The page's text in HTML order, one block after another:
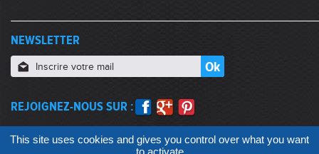
NEWSLETTER
REJOIGNEZ-NOUS SUR :
This site uses cookies and gives you control over what you want
to activate